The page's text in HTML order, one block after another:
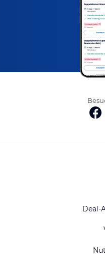
Deal-